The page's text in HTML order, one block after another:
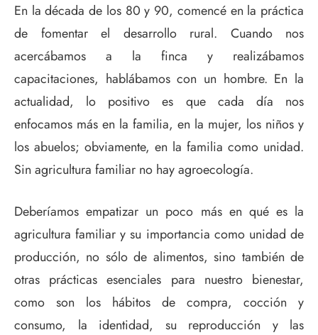
En la década de los 80 y 90, comencé en la práctica
de fomentar el desarrollo rural. Cuando nos
acercábamos a la finca y realizábamos
capacitaciones, hablábamos con un hombre. En la
actualidad, lo positivo es que cada día nos
enfocamos más en la familia, en la mujer, los niños y
los abuelos; obviamente, en la familia como unidad.
Sin agricultura familiar no hay agroecología.
Deberíamos empatizar un poco más en qué es la
agricultura familiar y su importancia como unidad de
producción, no sólo de alimentos, sino también de
otras prácticas esenciales para nuestro bienestar,
como son los hábitos de compra, cocción y
consumo, la identidad, su reproducción y las